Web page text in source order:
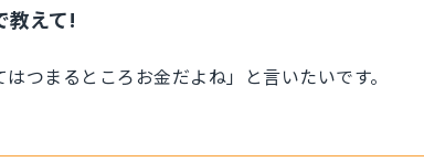
教えて!
つまるところお金だよね」と言いたいです。